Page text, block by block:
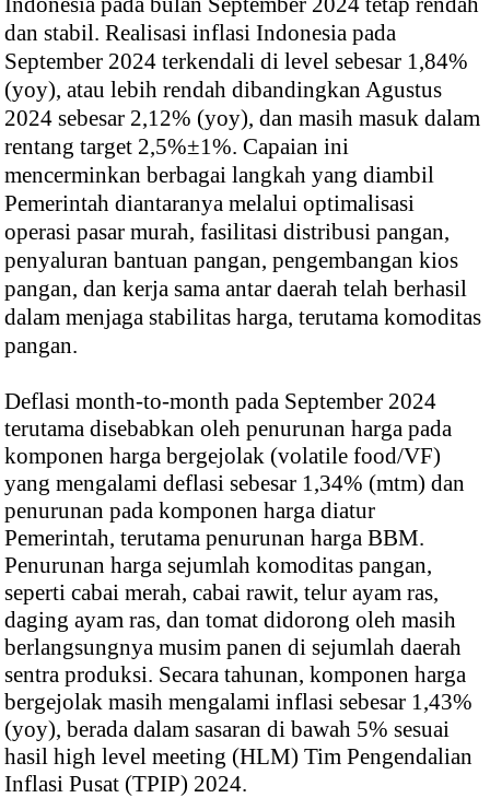
dan stabil. Realisasi inflasi Indonesia pada
September 2024 terkendali di level sebesar 1,84%
(yoy), atau lebih rendah dibandingkan Agustus
2024 sebesar 2,12% (yoy), dan masih masuk dalam
rentang target 2,5%±1%. Capaian ini
mencerminkan berbagai langkah yang diambil
Pemerintah diantaranya melalui optimalisasi
operasi pasar murah, fasilitasi distribusi pangan,
penyaluran bantuan pangan, pengembangan kios
pangan, dan kerja sama antar daerah telah berhasil
dalam menjaga stabilitas harga, terutama komoditas
pangan.
Deflasi month-to-month pada September 2024
terutama disebabkan oleh penurunan harga pada
komponen harga bergejolak (volatile food/VF)
yang mengalami deflasi sebesar 1,34% (mtm) dan
penurunan pada komponen harga diatur
Pemerintah, terutama penurunan harga BBM.
Penurunan harga sejumlah komoditas pangan,
seperti cabai merah, cabai rawit, telur ayam ras,
daging ayam ras, dan tomat didorong oleh masih
berlangsungnya musim panen di sejumlah daerah
sentra produksi. Secara tahunan, komponen harga
bergejolak masih mengalami inflasi sebesar 1,43%
(yoy), berada dalam sasaran di bawah 5% sesuai
hasil high level meeting (HLM) Tim Pengendalian
Inflasi Pusat (TPIP) 2024.